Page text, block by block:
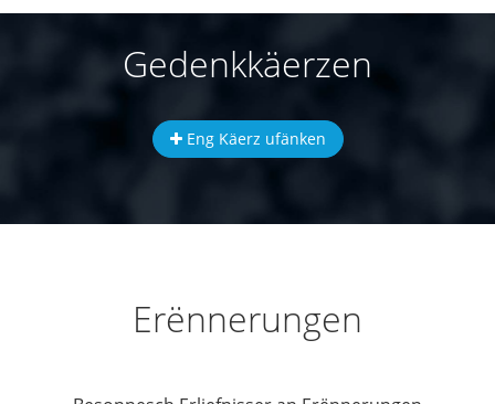
Gedenkkäerzen
Eng Käerz ufänken
Erënnerungen